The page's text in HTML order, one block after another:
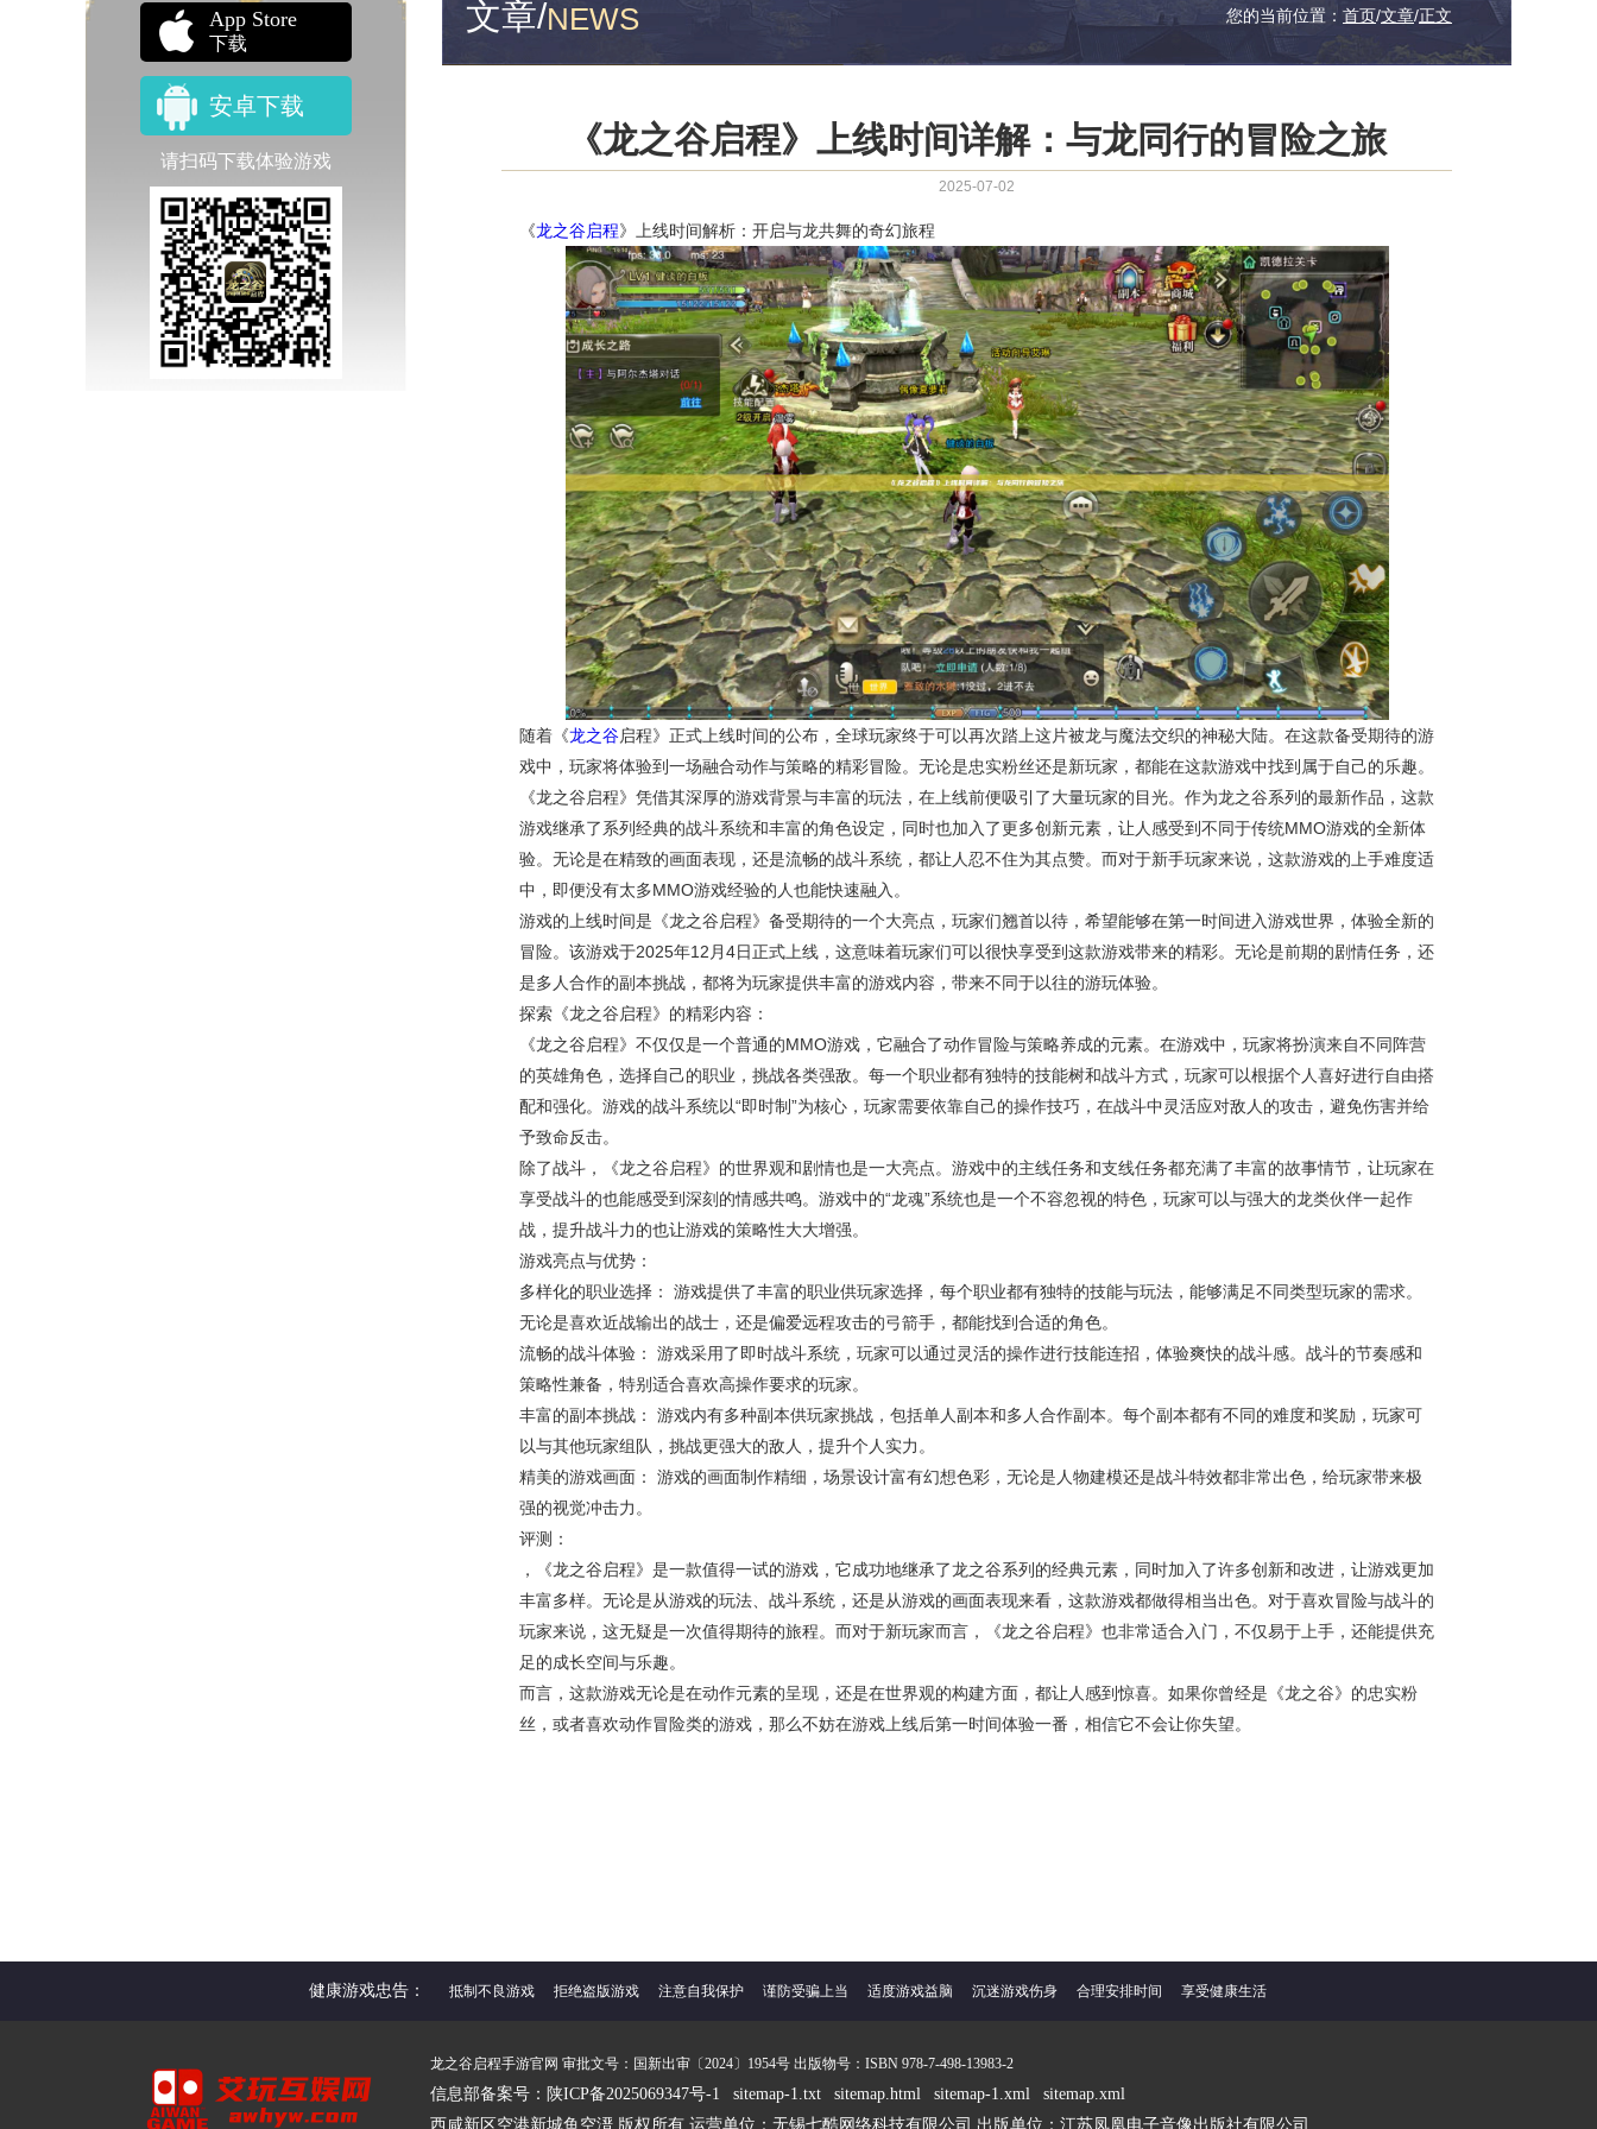
App Store
下载
安卓下载
请扫码下载体验游戏
文章/NEWS 您的当前位置： 首页/文章/正文
《龙之谷启程》上线时间详解：与龙同行的冒险之旅
2025-07-02
《龙之谷启程》上线时间解析：开启与龙共舞的奇幻旅程
随着《龙之谷启程》正式上线时间的公布，全球玩家终于可以再次踏上这片被龙与魔法交织的神秘大陆。在这款备受期待的游
戏中，玩家将体验到一场融合动作与策略的精彩冒险。无论是忠实粉丝还是新玩家，都能在这款游戏中找到属于自己的乐趣。
《龙之谷启程》凭借其深厚的游戏背景与丰富的玩法，在上线前便吸引了大量玩家的目光。作为龙之谷系列的最新作品，这款
游戏继承了系列经典的战斗系统和丰富的角色设定，同时也加入了更多创新元素，让人感受到不同于传统MMO游戏的全新体
验。无论是在精致的画面表现，还是流畅的战斗系统，都让人忍不住为其点赞。而对于新手玩家来说，这款游戏的上手难度适
中，即便没有太多MMO游戏经验的人也能快速融入。
游戏的上线时间是《龙之谷启程》备受期待的一个大亮点，玩家们翘首以待，希望能够在第一时间进入游戏世界，体验全新的
冒险。该游戏于2025年12月4日正式上线，这意味着玩家们可以很快享受到这款游戏带来的精彩。无论是前期的剧情任务，还
是多人合作的副本挑战，都将为玩家提供丰富的游戏内容，带来不同于以往的游玩体验。
探索《龙之谷启程》的精彩内容：
《龙之谷启程》不仅仅是一个普通的MMO游戏，它融合了动作冒险与策略养成的元素。在游戏中，玩家将扮演来自不同阵营
的英雄角色，选择自己的职业，挑战各类强敌。每一个职业都有独特的技能树和战斗方式，玩家可以根据个人喜好进行自由搭
配和强化。游戏的战斗系统以“即时制”为核心，玩家需要依靠自己的操作技巧，在战斗中灵活应对敌人的攻击，避免伤害并给
予致命反击。
除了战斗，《龙之谷启程》的世界观和剧情也是一大亮点。游戏中的主线任务和支线任务都充满了丰富的故事情节，让玩家在
享受战斗的也能感受到深刻的情感共鸣。游戏中的“龙魂”系统也是一个不容忽视的特色，玩家可以与强大的龙类伙伴一起作
战，提升战斗力的也让游戏的策略性大大增强。
游戏亮点与优势：
多样化的职业选择： 游戏提供了丰富的职业供玩家选择，每个职业都有独特的技能与玩法，能够满足不同类型玩家的需求。
无论是喜欢近战输出的战士，还是偏爱远程攻击的弓箭手，都能找到合适的角色。
流畅的战斗体验： 游戏采用了即时战斗系统，玩家可以通过灵活的操作进行技能连招，体验爽快的战斗感。战斗的节奏感和
策略性兼备，特别适合喜欢高操作要求的玩家。
丰富的副本挑战： 游戏内有多种副本供玩家挑战，包括单人副本和多人合作副本。每个副本都有不同的难度和奖励，玩家可
以与其他玩家组队，挑战更强大的敌人，提升个人实力。
精美的游戏画面： 游戏的画面制作精细，场景设计富有幻想色彩，无论是人物建模还是战斗特效都非常出色，给玩家带来极
强的视觉冲击力。
评测：
，《龙之谷启程》是一款值得一试的游戏，它成功地继承了龙之谷系列的经典元素，同时加入了许多创新和改进，让游戏更加
丰富多样。无论是从游戏的玩法、战斗系统，还是从游戏的画面表现来看，这款游戏都做得相当出色。对于喜欢冒险与战斗的
玩家来说，这无疑是一次值得期待的旅程。而对于新玩家而言，《龙之谷启程》也非常适合入门，不仅易于上手，还能提供充
足的成长空间与乐趣。
而言，这款游戏无论是在动作元素的呈现，还是在世界观的构建方面，都让人感到惊喜。如果你曾经是《龙之谷》的忠实粉
丝，或者喜欢动作冒险类的游戏，那么不妨在游戏上线后第一时间体验一番，相信它不会让你失望。
健康游戏忠告： 抵制不良游戏 拒绝盗版游戏 注意自我保护 谨防受骗上当 适度游戏益脑 沉迷游戏伤身 合理安排时间 享受健康生活
龙之谷启程手游官网 审批文号：国新出审〔2024〕1954号 出版物号：ISBN 978-7-498-13983-2
信息部备案号：陕ICP备2025069347号-1 sitemap-1.txt sitemap.html sitemap-1.xml
sitemap.xml
西咸新区空港新城鱼空溍 版权所有 运营单位：无锡七酷网络科技有限公司 出版单位：江苏凤凰电子音像出版社有限公司